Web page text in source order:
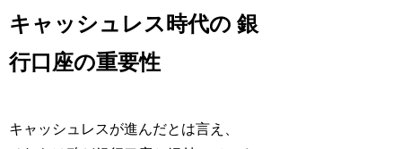
キャッシュレス時代の 銀
行口座の重要性
キャッシュレスが進んだとは言え、